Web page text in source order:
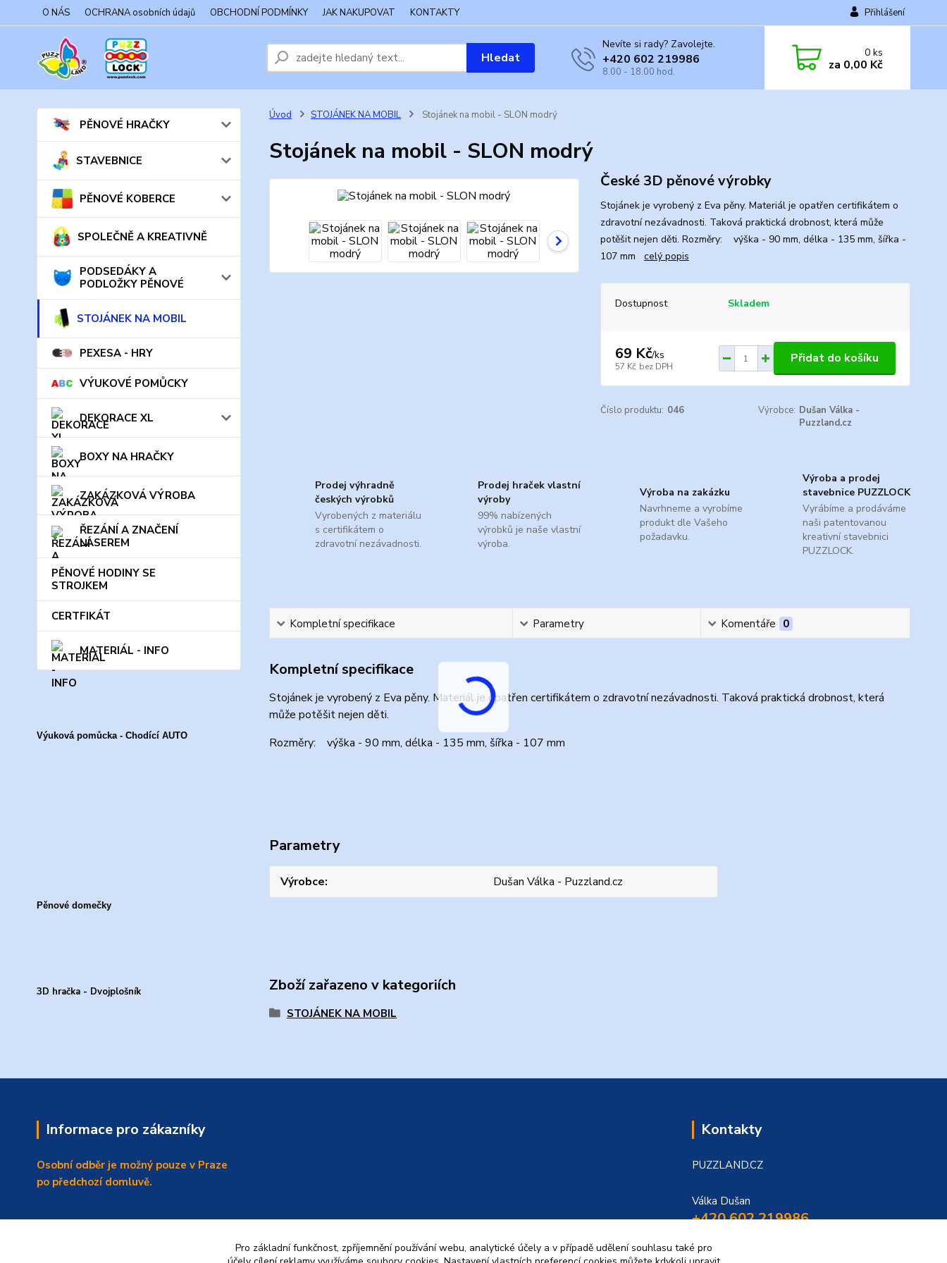
O NÁS OCHRANA osobních údajů OBCHODNÍ PODMÍNKY JAK NAKUPOVAT KONTAKTY Přihlášení
Hledat
Nevíte si rady? Zavolejte.
+420 602 219986
8.00 - 18.00 hod.
0ks
za 0,00 Kč
PĚNOVÉ HRAČKY
STAVEBNICE
PĚNOVÉ KOBERCE
SPOLEČNĚ A KREATIVNĚ
PODSEDÁKY A
PODLOŽKY PĚNOVÉ
STOJÁNEK NA MOBIL
PEXESA - HRY
VÝUKOVÉ POMŮCKY
DEKORACE XL
BOXY NA HRAČKY
ZAKÁZKOVÁ VÝROBA
ŘEZÁNÍ A ZNAČENÍ
LASEREM
PĚNOVÉ HODINY SE
STROJKEM
CERTFIKÁT
MATERIÁL - INFO
Výuková pomůcka - Chodící AUTO
Pěnové domečky
3D hračka - Dvojplošník
Úvod STOJÁNEK NA MOBIL Stojánek na mobil - SLON modrý
Stojánek na mobil - SLON modrý
České 3D pěnové výrobky
Stojánek je vyrobený z Eva pěny. Materiál je opatřen certifikátem o
zdravotní nezávadnosti. Taková praktická drobnost, která může
potěšit nejen děti. Rozměry: výška - 90 mm, délka - 135 mm, šířka -
107 mm celý popis
Dostupnost Skladem
69 Kč/ks
57 Kč bez DPH
Přidat do košíku
Číslo produktu: 046 Výrobce: Dušan Válka -
Puzzland.cz
Prodej výhradně
českých výrobků
Vyrobených z materiálu
s certifikátem o
zdravotní nezávadnosti.
Prodej hraček vlastní
výroby
99% nabízených
výrobků je naše vlastní
výroba.
Výroba na zakázku
Navrhneme a vyrobíme
produkt dle Vašeho
požadavku.
Výroba a prodej
stavebnice PUZZLOCK
Vyrábíme a prodáváme
naši patentovanou
kreativní stavebnici
PUZZLOCK.
Kompletní specifikace Parametry Komentáře 0
Kompletní specifikace
Stojánek je vyrobený z Eva pěny. Materiál je opatřen certifikátem o zdravotní nezávadnosti. Taková praktická drobnost, která
může potěšit nejen děti.
Rozměry: výška - 90 mm, délka - 135 mm, šířka - 107 mm
Parametry
Výrobce Dušan Válka - Puzzland.cz
Zboží zařazeno v kategoriích
STOJÁNEK NA MOBIL
Informace pro zákazníky
Osobní odběr je možný pouze v Praze
po předchozí domluvě.
Kontakty
PUZZLAND.CZ
Válka Dušan
+420 602 219986
Pro základní funkčnost, zpříjemnění používání webu, analytické účely a v případě udělení souhlasu také pro